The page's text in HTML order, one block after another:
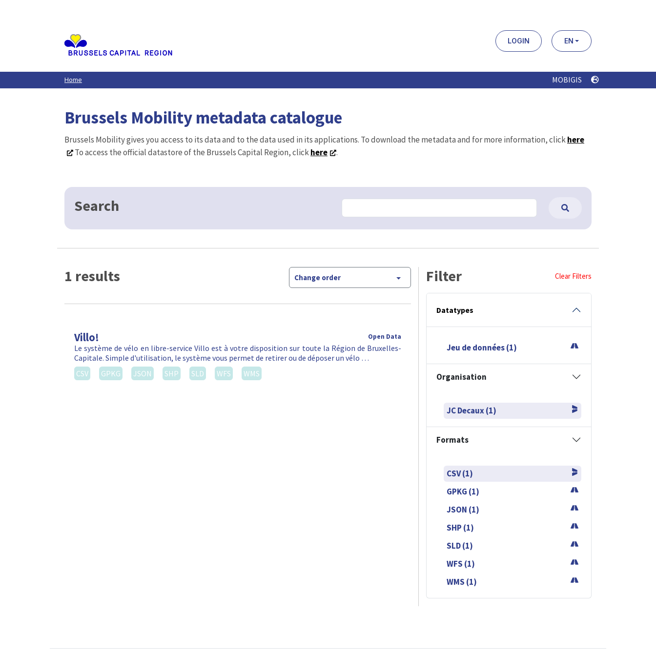
LOGIN EN
Home MOBIGIS
Brussels Mobility metadata catalogue
Brussels Mobility gives you access to its data and to the data used in its applications. To download the metadata and for more information, clickhere
To access the official datastore of the Brussels Capital Region, clickhere .
Search
1 results Change order
Villo! Open Data
Le système de vélo en libre-service Villo est à votre disposition sur toute la Région de Bruxelles-
Capitale. Simple d'utilisation, le système vous permet de retirer ou de déposer un vélo …
CSV
GPKG JSON SHP SLD WFS WMS
Filter Clear Filters
Datatypes
Jeu de données (1)
Organisation
JC Decaux (1)
Formats
CSV (1)
GPKG (1)
JSON (1)
SHP (1)
SLD (1)
WFS (1)
WMS (1)